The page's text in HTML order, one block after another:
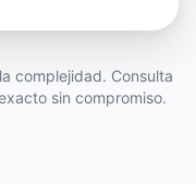
complejidad. Consulta
sin compromiso.